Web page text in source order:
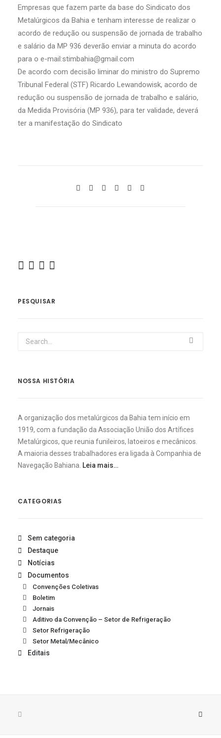
Empresas que fazem parte da base do Sindicato dos
Metalúrgicos da Bahia e tenham interesse de realizar o
acordo de redução ou suspensão de jornada de trabalho
e salário da MP 936 deverão enviar a minuta do acordo
para o e-mail:stimbahia@gmail.com
De acordo com decisão liminar do ministro do Supremo
Tribunal Federal (STF) Ricardo Lewandowisk, acordo de
redução ou suspensão de jornada de trabalho e salário,
da Medida Provisória (MP 936), para ter validade, deverá
ter a manifestação do Sindicato
PESQUISAR
NOSSA HISTÓRIA
A organização dos metalúrgicos da Bahia tem início em
1919, com a fundação da Associação União dos Artífices
Metalúrgicos, que reunia funileiros, latoeiros e mecânicos.
A maioria desses trabalhadores era ligada à Companhia de
Navegação Bahiana. Leia mais…
CATEGORIAS
Sem categoria
Destaque
Notícias
Documentos
Convenções Coletivas
Boletim
Jornais
Aditivo da Convenção – Setor de Refrigeração
Setor Refrigeração
Setor Metal/Mecânico
Editais